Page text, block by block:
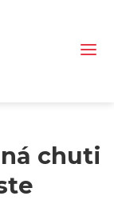
chuti